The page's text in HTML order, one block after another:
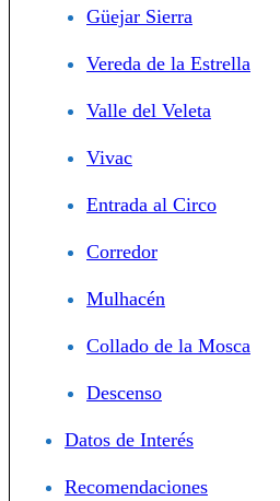
Güejar Sierra
Vereda de la Estrella
Valle del Veleta
Vivac
Entrada al Circo
Corredor
Mulhacén
Collado de la Mosca
Descenso
Datos de Interés
Recomendaciones